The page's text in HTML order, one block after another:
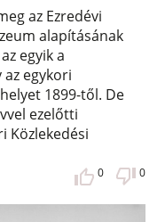
az Ezredévi
alapításának
egyik a
egykori
1899-től. De
ezelőtti
Közlekedési
0 0